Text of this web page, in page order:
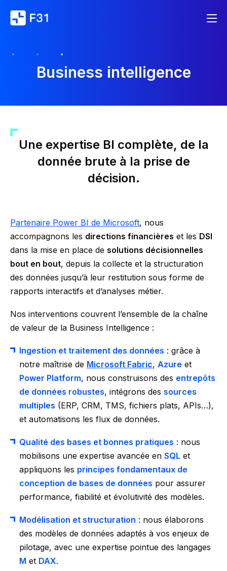
Business intelligence
Une expertise BI complète, de la
donnée brute à la prise de
décision.
Partenaire Power BI de Microsoft, nous
accompagnons les directions financières et les DSI
dans la mise en place de solutions décisionnelles
bout en bout, depuis la collecte et la structuration
des données jusqu’à leur restitution sous forme de
rapports interactifs et d’analyses métier.
Nos interventions couvrent l’ensemble de la chaîne
de valeur de la Business Intelligence :
Ingestion et traitement des données : grâce à
notre maîtrise de Microsoft Fabric, Azure et
Power Platform, nous construisons des entrepôts
de données robustes, intégrons des sources
multiples (ERP, CRM, TMS, fichiers plats, APIs…),
et automatisons les flux de données.
Qualité des bases et bonnes pratiques : nous
mobilisons une expertise avancée en SQL et
appliquons les principes fondamentaux de
conception de bases de données pour assurer
performance, fiabilité et évolutivité des modèles.
Modélisation et structuration : nous élaborons
des modèles de données adaptés à vos enjeux de
pilotage, avec une expertise pointue des langages
M et DAX.